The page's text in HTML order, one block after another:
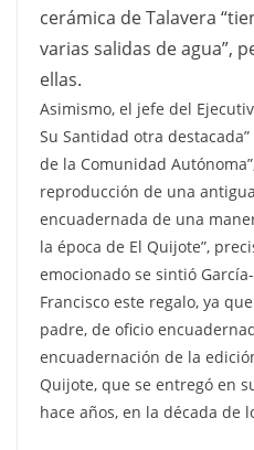
cerámica de Talavera
varias salidas de agua”,
ellas.
Asimismo, el jefe del
Su Santidad otra
de la Comunidad
reproducción de una
encuadernada de una
la época de El Quijote”,
emocionado se sintió
Francisco este regalo, ya
padre, de oficio
encuadernación de la
Quijote, que se entregó en
hace años, en la década de